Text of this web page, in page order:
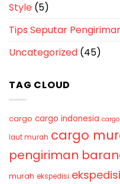
Style (5)
Tips Seputar
Uncategorized (45)
TAG CLOUD
cargo cargo indonesia
laut murah cargo
pengiriman
murah ekspedisi